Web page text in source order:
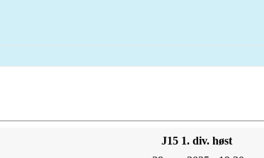
J15 1. div. høst